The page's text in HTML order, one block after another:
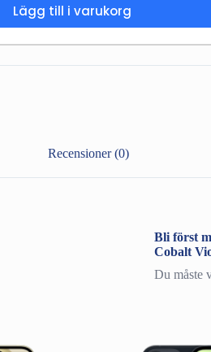
Lägg till i varukorg
Recensioner (0)
Bli först
Cobalt
Du måste